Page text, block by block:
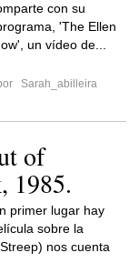
con su
'The Ellen
un vídeo de...
Sarah_abilleira
of
1985.
primer lugar hay
sobre la
nos cuenta